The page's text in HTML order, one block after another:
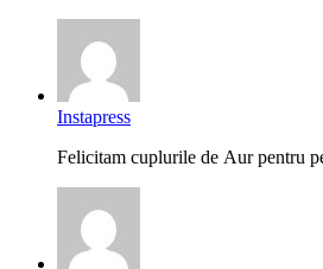
Instapress
Felicitam cuplurile de Aur pentru